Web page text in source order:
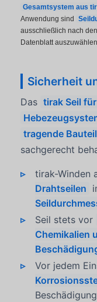
Gesamtsystem aus
Anwendung sind
ausschließlich nach den
Datenblatt auszuwählen.
Sicherheit
Das tirak Seil
tragende Bauteil
sachgerecht
tirak-Winden
Drahtseilen
Seil stets vor
Chemikalien
Vor jedem